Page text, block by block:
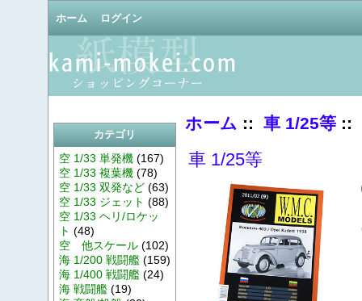
ホーム ログイン
カテゴリ
空 1/33 単発機(167)
空 1/33 複葉機(78)
空 1/33 双発など(63)
空 1/33 ジェット (88)
空 1/33 ヘリ/ロケッ
ト (48)
空 他スケール(102)
海 1/200 戦闘艦(159)
海 1/400 戦闘艦(24)
海 戦闘艦(19)
ホーム :: 車 1/25等::
車 1/25等